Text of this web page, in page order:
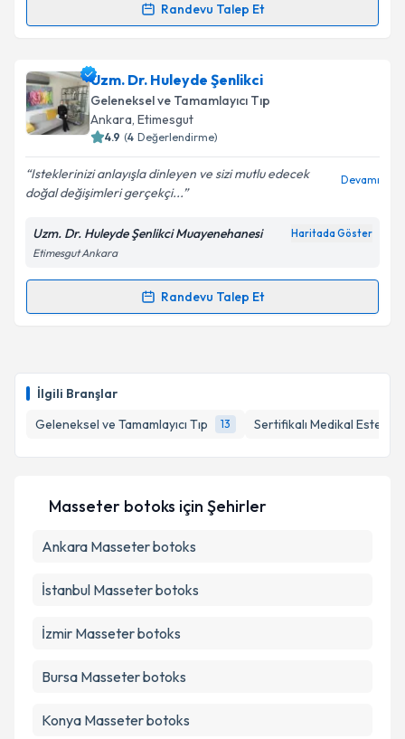
İlgili Branşlar
Geleneksel ve Tamamlayıcı Tıp
13 Sertifikalı Medikal Estetik
Randevu Talep Et
Randevu Takvimi Talebi
Dr. Gamze Güngöriçin randevu takvimi talebi
oluşturun. Size bu uzmandan randevu almanız için bir
takvim hazırlandığında e-posta ile bilgilendireceğiz.
Kişisel verilerimin işlenmesine ilişkin
Aydınlatma
Metni
kapsamda işlenmesini kabul ediyorum.
Uzm. Dr. Huleyde Şenlikci
Geleneksel ve Tamamlayıcı Tıp
Ankara, Etimesgut
4.9 (4 Değerlendirme)
Isteklerinizi anlayışla dinleyen ve sizi mutlu edecek
doğal değişimleri gerçekçi...
Devamı
Uzm. Dr. Huleyde Şenlikci Muayenehanesi Haritada Göster
Etimesgut Ankara
Randevu Talep Et
Randevu Takvimi Talebi
takvim hazırlandığında e-posta ile bilgilendireceğiz.
Metni'ni okudum ve kişisel verilerimin belirtilen
Masseter botoks için Şehirler
Ankara Masseter botoks
İstanbul Masseter botoks
İzmir Masseter botoks
Bursa Masseter botoks
Konya Masseter botoks